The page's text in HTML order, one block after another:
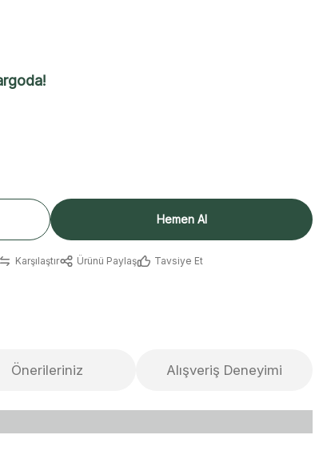
Hemen Al
Karşılaştır Ürünü Paylaş Tavsiye Et
Önerileriniz Alışveriş Deneyimi